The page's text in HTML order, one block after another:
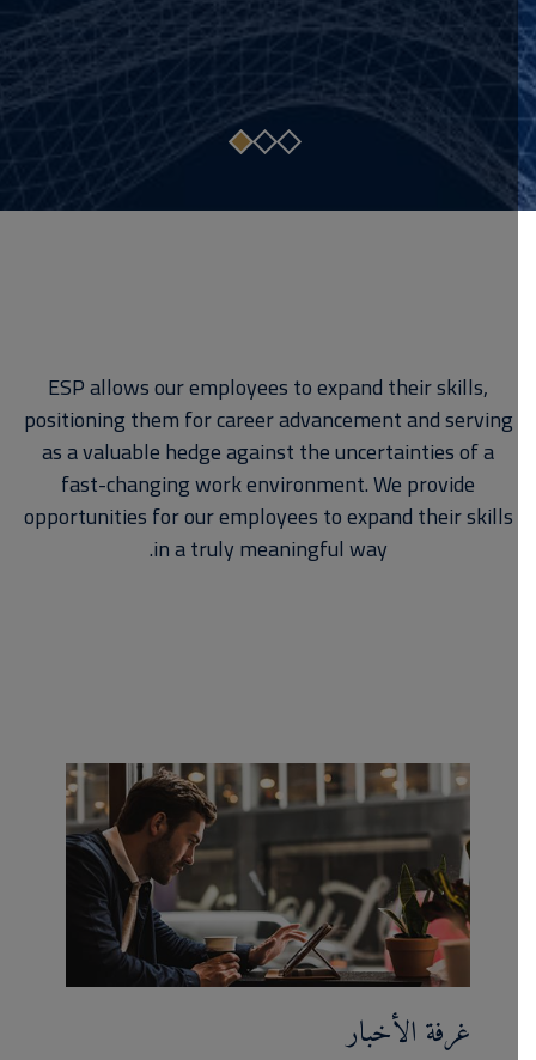
ESP allows our employees to expand their skills,
positioning them for career advancement and serving
as a valuable hedge against the uncertainties of a
fast-changing work environment. We provide
opportunities for our employees to expand their skills
in a truly meaningful way.
غرفة الأخبار